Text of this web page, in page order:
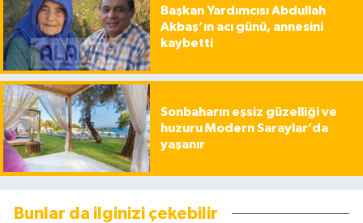
Başkan Yardımcısı Abdullah
Akbaş’ın acı günü, annesini
kaybetti
Sonbaharın eşsiz güzelliği ve
huzuru Modern Saraylar’da
yaşanır
Bunlar da ilginizi çekebilir